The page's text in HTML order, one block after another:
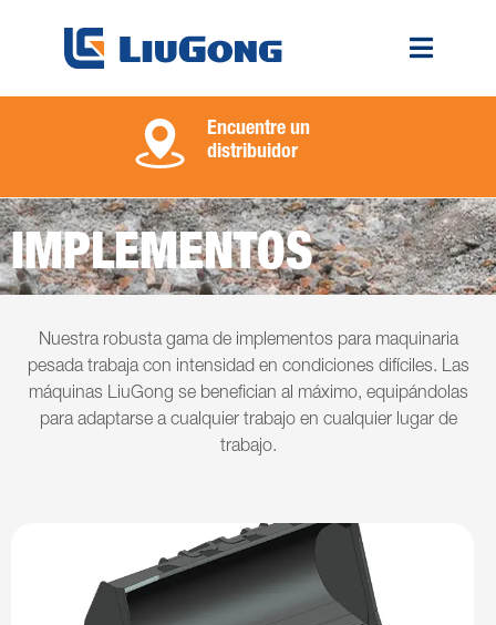
Encuentre un
distribuidor
IMPLEMENTOS
Nuestra robusta gama de implementos para maquinaria
pesada trabaja con intensidad en condiciones difíciles. Las
máquinas LiuGong se benefician al máximo, equipándolas
para adaptarse a cualquier trabajo en cualquier lugar de
trabajo.